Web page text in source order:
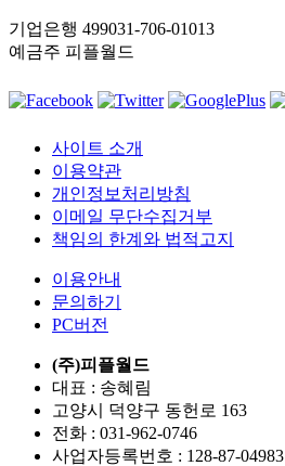
기업은행 499031-706-01013
예금주 피플월드
사이트 소개
이용약관
개인정보처리방침
이메일 무단수집거부
책임의 한계와 법적고지
이용안내
문의하기
PC버전
(주)피플월드
대표 : 송혜림
고양시 덕양구 동헌로 163
전화 : 031-962-0746
사업자등록번호 : 128-87-04983